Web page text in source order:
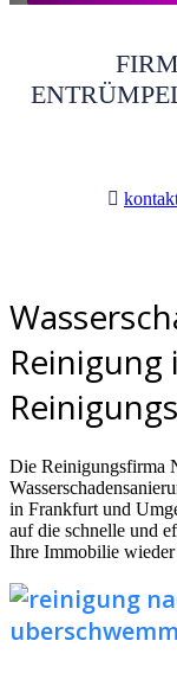
Die Reinigungsfirma
in Frankfurt und
auf die schnelle und
Ihre Immobilie